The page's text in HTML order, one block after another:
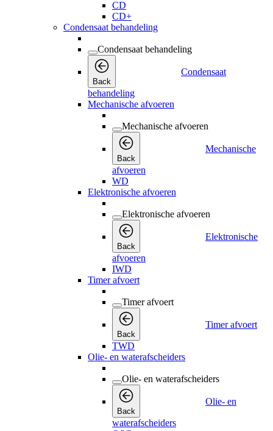
CD
CD+
Condensaat behandeling
Condensaat behandeling
Back
Condensaat
behandeling
Mechanische afvoeren
Mechanische afvoeren
Back
Mechanische
afvoeren
WD
Elektronische afvoeren
Elektronische afvoeren
Back
Elektronische
afvoeren
IWD
Timer afvoert
Timer afvoert
Back
Timer afvoert
TWD
Olie- en waterafscheiders
Olie- en waterafscheiders
Back
Olie- en
waterafscheiders